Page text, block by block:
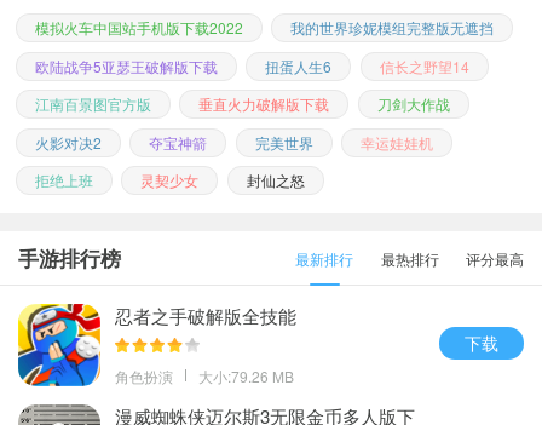
模拟火车中国站手机版下载2022
我的世界珍妮模组完整版无遮挡
欧陆战争5亚瑟王破解版下载
扭蛋人生6
信长之野望14
江南百景图官方版
垂直火力破解版下载
刀剑大作战
火影对决2
夺宝神箭 完美世界
幸运娃娃机
拒绝上班
灵契少女 封仙之怒
手游排行榜 最新排行 最热排行 评分最高
忍者之手破解版全技能
角色扮演 大小:79.26 MB
下载
漫威蜘蛛侠迈尔斯3无限金币多人版下